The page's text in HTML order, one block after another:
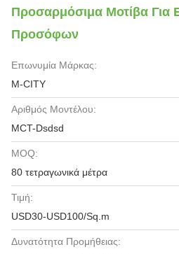
Προσαρμόσιμα Μοτίβα Για
Προσόφων
Επωνυμία Μάρκας:
M-CITY
Αριθμός Μοντέλου:
MCT-Dsdsd
MOQ:
80 τετραγωνικά μέτρα
Τιμή:
USD30-USD100/Sq.m
Δυνατότητα Προμήθειας: